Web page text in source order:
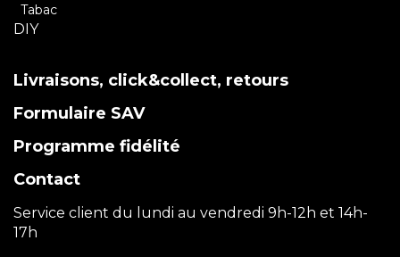
Tabac
DIY
Livraisons, click&collect, retours
Formulaire SAV
Programme fidélité
Contact
Service client du lundi au vendredi 9h-12h et 14h-
17h